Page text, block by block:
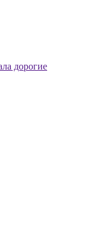
дорогие